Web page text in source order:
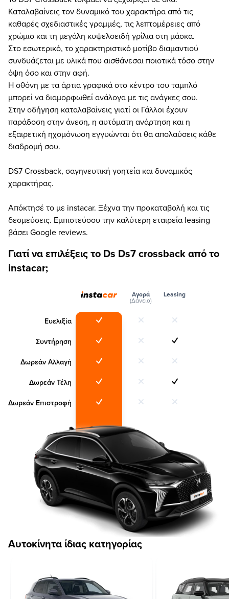
Καταλαβαίνεις τον δυναμικό του χαρακτήρα από τις
καθαρές σχεδιαστικές γραμμές, τις λεπτομέρειες από
χρώμιο και τη μεγάλη κυψελοειδή γρίλια στη μάσκα.
Στο εσωτερικό, το χαρακτηριστικό μοτίβο διαμαντιού
συνδυάζεται με υλικά που αισθάνεσαι ποιοτικά τόσο στην
όψη όσο και στην αφή.
Η οθόνη με τα άρτια γραφικά στο κέντρο του ταμπλό
μπορεί να διαμορφωθεί ανάλογα με τις ανάγκες σου.
Στην οδήγηση καταλαβαίνεις γιατί οι Γάλλοι έχουν
παράδοση στην άνεση, η αυτόματη ανάρτηση και η
εξαιρετική ηχομόνωση εγγυώνται ότι θα απολαύσεις κάθε
διαδρομή σου.
DS7 Crossback, σαγηνευτική γοητεία και δυναμικός
χαρακτήρας.
Απόκτησέ το με instacar. Ξέχνα την προκαταβολή και τις
δεσμεύσεις. Εμπιστεύσου την καλύτερη εταιρεία leasing
βάσει Google reviews.
Γιατί να επιλέξεις το Ds Ds7 crossback από το
instacar;
Ευελιξία
Συντήρηση
Δωρεάν Αλλαγή
Δωρεάν Τέλη
Δωρεάν Επιστροφή
Αγορά
(Δάνειο)
Leasing
Αυτοκίνητα ίδιας κατηγορίας